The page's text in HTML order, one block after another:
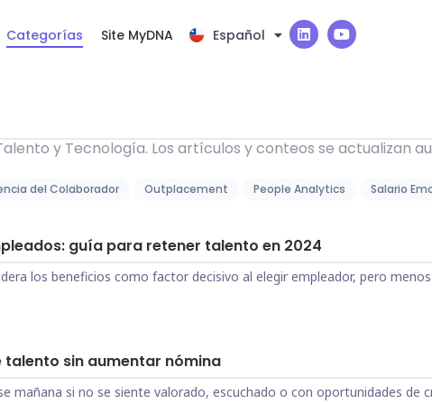
Categorías Site MyDNA Español
Português L
i
n
Y
o
u
y Tecnología. Los artículos y conteos se actualizan
del Colaborador Outplacement People Analytics Salario
guía para retener talento en 2024
los beneficios como factor decisivo al elegir empleador, pero menos
talento sin aumentar nómina
mañana si no se siente valorado, escuchado o con oportunidades de